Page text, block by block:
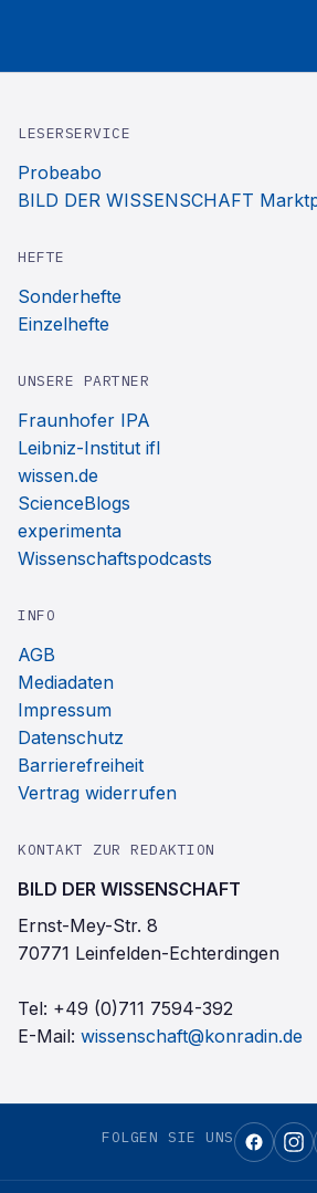
LESERSERVICE
Probeabo
BILD DER WISSENSCHAFT
HEFTE
Sonderhefte
Einzelhefte
UNSERE PARTNER
Fraunhofer IPA
Leibniz-Institut ifl
wissen.de
ScienceBlogs
experimenta
Wissenschaftspodcasts
INFO
AGB
Mediadaten
Impressum
Datenschutz
Barrierefreiheit
Vertrag widerrufen
KONTAKT ZUR REDAKTION
BILD DER WISSENSCHAFT
Ernst-Mey-Str. 8
70771 Leinfelden-Echterdingen
Tel: +49 (0)711 7594-392
E-Mail: wissenschaft@konradin.de
FOLGEN SIE UNS